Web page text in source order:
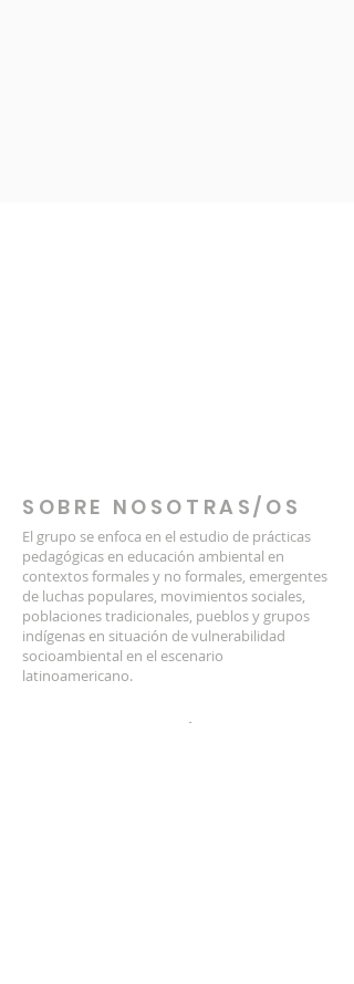
SOBRE NOSOTRAS/OS
El grupo se enfoca en el estudio de prácticas
pedagógicas en educación ambiental en
contextos formales y no formales, emergentes
de luchas populares, movimientos sociales,
poblaciones tradicionales, pueblos y grupos
indígenas en situación de vulnerabilidad
socioambiental en el escenario
latinoamericano.